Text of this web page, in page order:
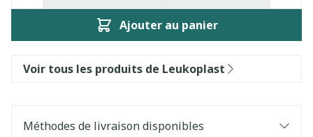
Ajouter au panier
Voir tous les produits de Leukoplast
Méthodes de livraison disponibles